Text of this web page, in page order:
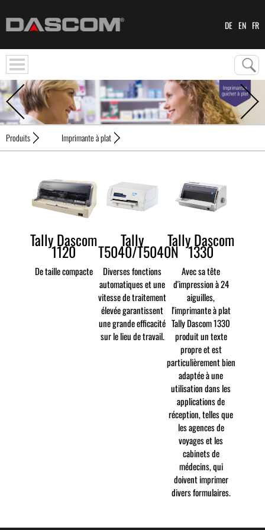
DE EN FR
Produits Imprimante à plat
Tally Dascom
1120
De taille compacte
Tally
T5040/T5040N
Diverses fonctions
automatiques et une
vitesse de traitement
élevée garantissent
une grande efficacité
sur le lieu de travail.
Tally Dascom
1330
Avec sa tête
d'impression à 24
aiguilles,
l'imprimante à plat
Tally Dascom 1330
produit un texte
propre et est
particulièrement bien
adaptée à une
utilisation dans les
applications de
réception, telles que
les agences de
voyages et les
cabinets de
médecins, qui
doivent imprimer
divers formulaires.